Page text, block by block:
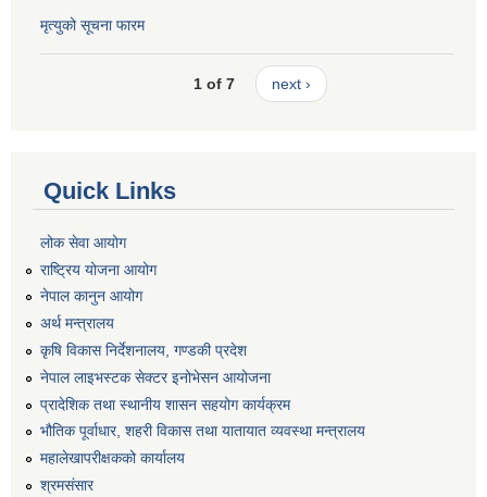
मृत्युको सूचना फारम
1 of 7 next ›
Quick Links
लोक सेवा आयोग
राष्ट्रिय योजना आयोग
नेपाल कानुन आयोग
अर्थ मन्त्रालय
कृषि विकास निर्देशनालय, गण्डकी प्रदेश
नेपाल लाइभस्टक सेक्टर इनोभेसन आयोजना
प्रादेशिक तथा स्थानीय शासन सहयोग कार्यक्रम
भौतिक पूर्वाधार, शहरी विकास तथा यातायात व्यवस्था मन्त्रालय
महालेखापरीक्षकको कार्यालय
श्रमसंसार